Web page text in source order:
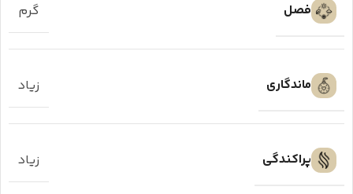
فصل گرم
ماندگاری زیاد
پراکندگی زیاد